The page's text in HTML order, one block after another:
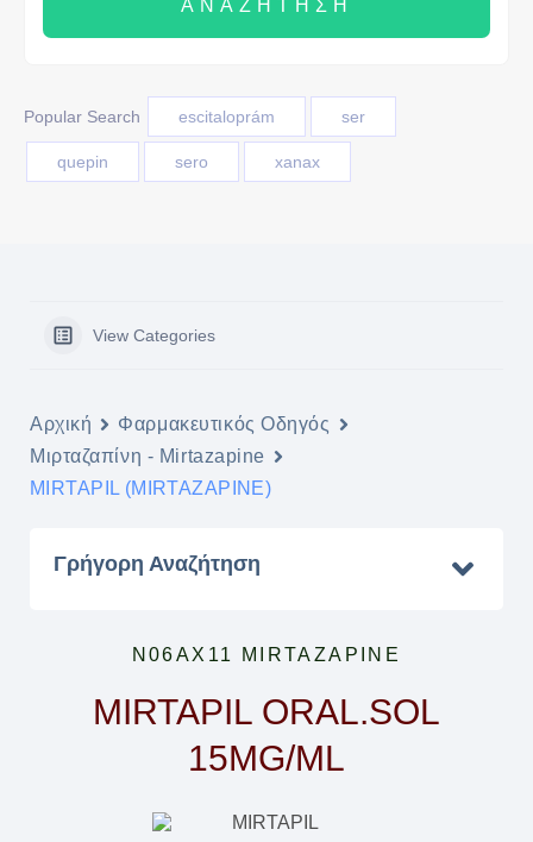
Popular Search escitaloprám ser
quepin sero xanax
View Categories
Αρχική
Φαρμακευτικός Οδηγός
Μιρταζαπίνη - Mirtazapine
MIRTAPIL (MIRTAZAPINE)
Γρήγορη Αναζήτηση
N06AX11 MIRTAZAPINE
MIRTAPIL ORAL.SOL
15MG/ML